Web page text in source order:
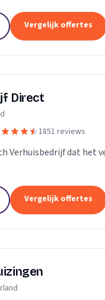
Vergelijk offertes
Direct
1851 reviews
Verhuisbedrijf dat het
Vergelijk offertes